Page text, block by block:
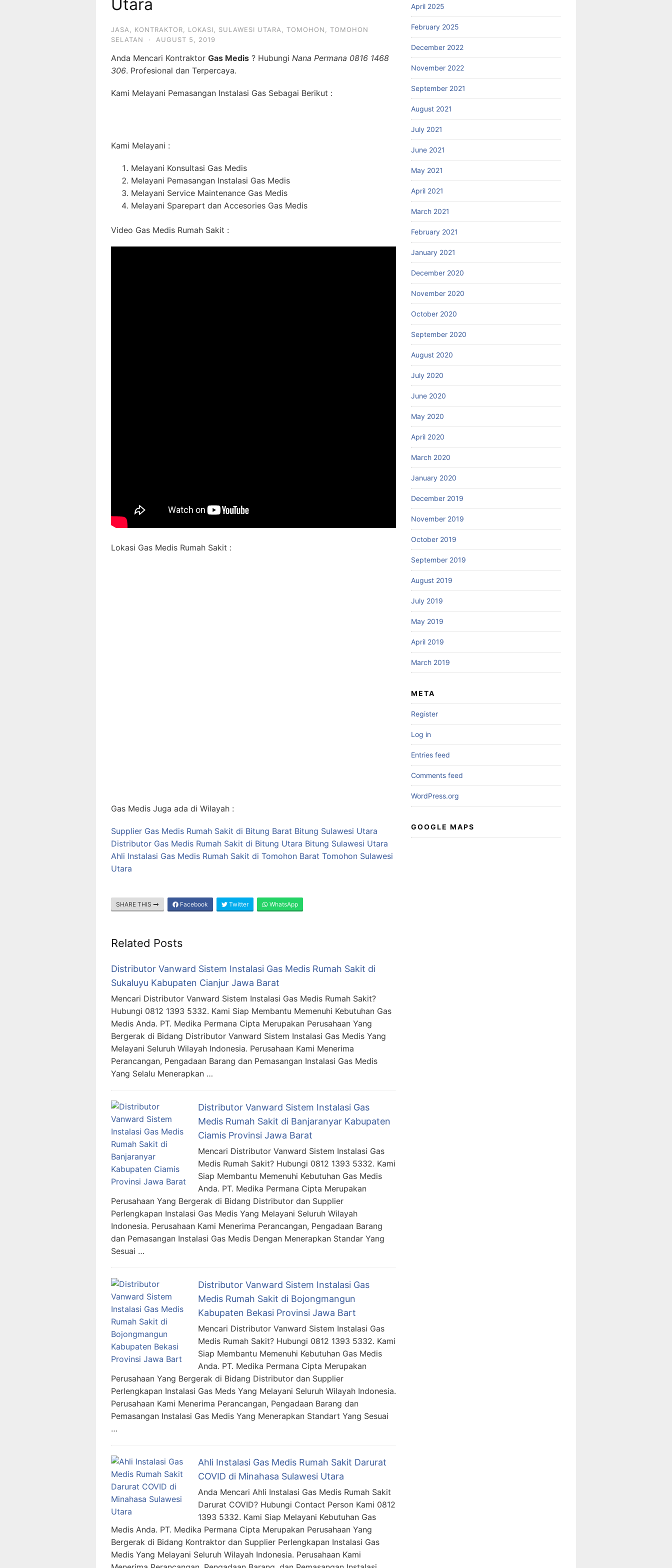
Utara
JASA KONTRAKTOR LOKASI SULAWESI UTARA TOMOHON
TOMOHON
SELATAN
· AUGUST 5, 2019
Anda Mencari Kontraktor Gas Medis ? Hubungi Nana Permana 0816 1468
306. Profesional dan Terpercaya.
Kami Melayani Pemasangan Instalasi Gas Sebagai Berikut :
Kami Melayani :
Melayani Konsultasi Gas Medis
Melayani Pemasangan Instalasi Gas Medis
Melayani Service Maintenance Gas Medis
Melayani Sparepart dan Accesories Gas Medis
Video Gas Medis Rumah Sakit :
Lokasi Gas Medis Rumah Sakit :
Gas Medis Juga ada di Wilayah :
Supplier Gas Medis Rumah Sakit di Bitung Barat Bitung Sulawesi Utara
Distributor Gas Medis Rumah Sakit di Bitung Utara Bitung Sulawesi Utara
Ahli Instalasi Gas Medis Rumah Sakit di Tomohon Barat Tomohon Sulawesi
Utara
SHARE THIS Facebook Twitter WhatsApp
Related Posts
Distributor Vanward Sistem Instalasi Gas Medis Rumah Sakit di
Sukaluyu Kabupaten Cianjur Jawa Barat
Mencari Distributor Vanward Sistem Instalasi Gas Medis Rumah Sakit?
Hubungi 0812 1393 5332. Kami Siap Membantu Memenuhi Kebutuhan Gas
Medis Anda. PT. Medika Permana Cipta Merupakan Perusahaan Yang
Bergerak di Bidang Distributor Vanward Sistem Instalasi Gas Medis Yang
Melayani Seluruh Wilayah Indonesia. Perusahaan Kami Menerima
Perancangan, Pengadaan Barang dan Pemasangan Instalasi Gas Medis
Yang Selalu Menerapkan …
Distributor Vanward Sistem Instalasi Gas
Medis Rumah Sakit di Banjaranyar Kabupaten
Ciamis Provinsi Jawa Barat
Mencari Distributor Vanward Sistem Instalasi Gas
Medis Rumah Sakit? Hubungi 0812 1393 5332. Kami
Siap Membantu Memenuhi Kebutuhan Gas Medis
Anda. PT. Medika Permana Cipta Merupakan
Perusahaan Yang Bergerak di Bidang Distributor dan Supplier
Perlengkapan Instalasi Gas Medis Yang Melayani Seluruh Wilayah
Indonesia. Perusahaan Kami Menerima Perancangan, Pengadaan Barang
dan Pemasangan Instalasi Gas Medis Dengan Menerapkan Standar Yang
Sesuai …
Distributor Vanward Sistem Instalasi Gas
Medis Rumah Sakit di Bojongmangun
Kabupaten Bekasi Provinsi Jawa Bart
Mencari Distributor Vanward Sistem Instalasi Gas
Medis Rumah Sakit? Hubungi 0812 1393 5332. Kami
Siap Membantu Memenuhi Kebutuhan Gas Medis
Anda. PT. Medika Permana Cipta Merupakan
Perusahaan Yang Bergerak di Bidang Distributor dan Supplier
Perlengkapan Instalasi Gas Meds Yang Melayani Seluruh Wilayah Indonesia.
Perusahaan Kami Menerima Perancangan, Pengadaan Barang dan
Pemasangan Instalasi Gas Medis Yang Menerapkan Standart Yang Sesuai
…
Ahli Instalasi Gas Medis Rumah Sakit Darurat
COVID di Minahasa Sulawesi Utara
Anda Mencari Ahli Instalasi Gas Medis Rumah Sakit
Darurat COVID? Hubungi Contact Person Kami 0812
1393 5332. Kami Siap Melayani Kebutuhan Gas
Medis Anda. PT. Medika Permana Cipta Merupakan Perusahaan Yang
Bergerak di Bidang Kontraktor dan Supplier Perlengkapan Instalasi Gas
Medis Yang Melayani Seluruh Wilayah Indonesia. Perusahaan Kami
April 2025
February 2025
December 2022
November 2022
September 2021
August 2021
July 2021
June 2021
May 2021
April 2021
March 2021
February 2021
January 2021
December 2020
November 2020
October 2020
September 2020
August 2020
July 2020
June 2020
May 2020
April 2020
March 2020
January 2020
December 2019
November 2019
October 2019
September 2019
August 2019
July 2019
May 2019
April 2019
March 2019
META
Register
Log in
Entries feed
Comments feed
WordPress.org
GOOGLE MAPS